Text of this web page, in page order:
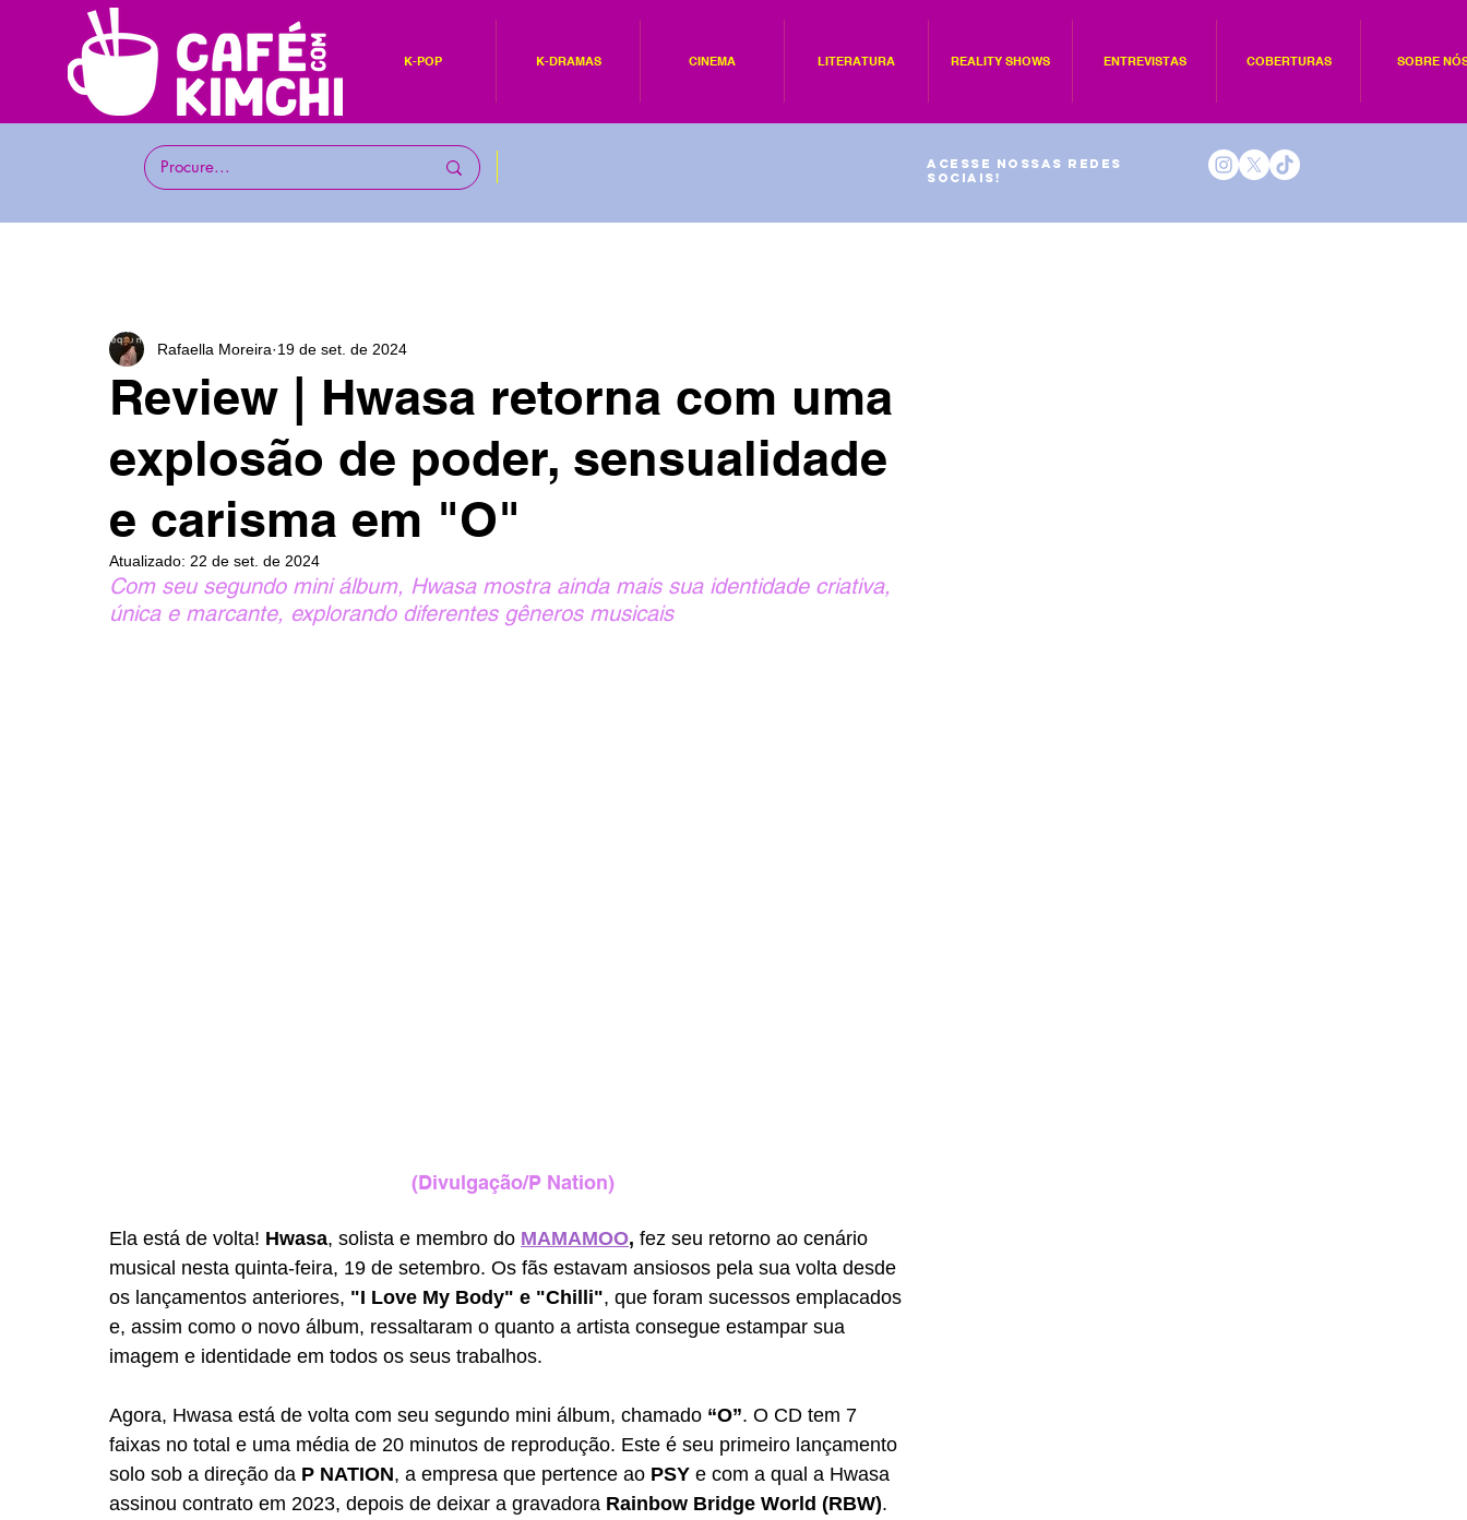
K-POP K-DRAMAS CINEMA LITERATURA REALITY SHOWS ENTREVISTAS COBERTURAS SOBRE
Acesse nossas redes
sociais!
Review | Hwasa retorna com uma
explosão de poder, sensualidade
e carisma em "O"
Rafaella Moreira 19 de set. de 2024
Atualizado: 22 de set. de 2024
Com seu segundo mini álbum, Hwasa mostra ainda mais sua identidade criativa,
única e marcante, explorando diferentes gêneros musicais
(Divulgação/P Nation)
Ela está de volta! Hwasa, solista e membro do MAMAMOO, fez seu retorno ao cenário
musical nesta quinta-feira, 19 de setembro. Os fãs estavam ansiosos pela sua volta desde
os lançamentos anteriores, "I Love My Body" e "Chilli", que foram sucessos emplacados
e, assim como o novo álbum, ressaltaram o quanto a artista consegue estampar sua
imagem e identidade em todos os seus trabalhos.
Agora, Hwasa está de volta com seu segundo mini álbum, chamado “O”. O CD tem 7
faixas no total e uma média de 20 minutos de reprodução. Este é seu primeiro lançamento
solo sob a direção da P NATION, a empresa que pertence ao PSY e com a qual a Hwasa
assinou contrato em 2023, depois de deixar a gravadora Rainbow Bridge World (RBW).